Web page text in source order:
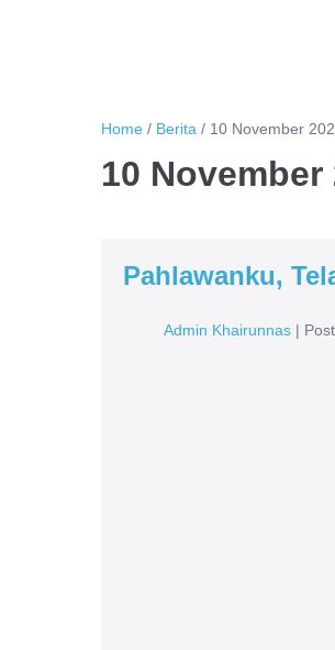
Home / Berita / 10 November
10 November
Pahlawanku,
Admin Khairunnas |